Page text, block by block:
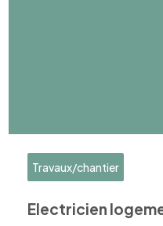
Travaux/chantier
Electricien